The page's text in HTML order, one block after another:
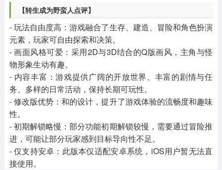
【转生成为野蛮人点评】
- 玩法自由度高：游戏融合了生存、建造、冒险和角色扮演
元素，玩家可自由探索和决策。
- 画面风格可爱：采用2D与3D结合的Q版画风，主角与怪
物形象生动有趣。
- 内容丰富：游戏提供广阔的开放世界、丰富的剧情与任
务、多样的日常活动，保持长期可玩性。
- 修改版优势：和的设计，提升了游戏体验的流畅度和趣味
性。
- 初期解锁略慢：部分功能初期解锁较慢，需要通过冒险推
进，可能让部分玩家感到目标导向性不足。
- 仅支持安卓：此版本仅适配安卓系统，iOS用户暂无法直
接使用。